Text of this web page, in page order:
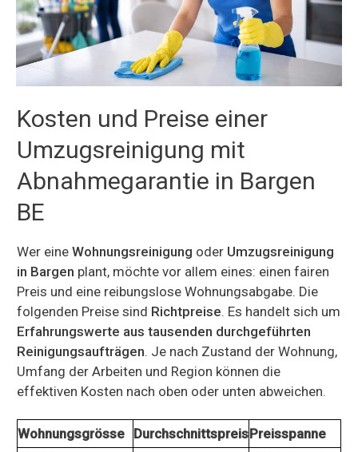
Kosten und Preise einer
Umzugsreinigung mit
Abnahmegarantie in Bargen
BE
Wer eine Wohnungsreinigung oder Umzugsreinigung
in Bargen plant, möchte vor allem eines: einen fairen
Preis und eine reibungslose Wohnungsabgabe. Die
folgenden Preise sind Richtpreise. Es handelt sich um
Erfahrungswerte aus tausenden durchgeführten
Reinigungsaufträgen. Je nach Zustand der Wohnung,
Umfang der Arbeiten und Region können die
effektiven Kosten nach oben oder unten abweichen.
Wohnungsgrösse DurchschnittspreisPreisspanne